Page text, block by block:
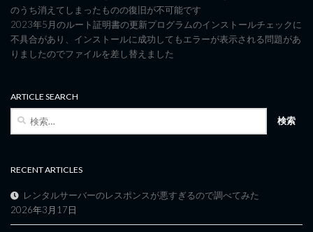
のうち消えてしまったものの復旧が不可能です
2023年5月のルート証明書の更新プログラムのインストールチェックに
不具合があり、インストールに成功してもエラーが表示される問題があ
りましたのでファイルを差し替えました
ARTICLE SEARCH
RECENT ARTICLES
レンタルサーバーのレスポンスが悪すぎるので調べてみた
2026年3月17日